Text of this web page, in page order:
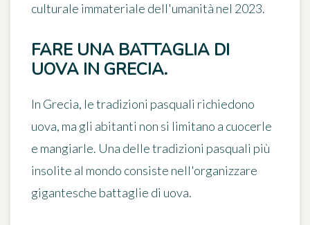
culturale immateriale dell'umanità nel 2023.
FARE UNA BATTAGLIA DI
UOVA IN GRECIA.
In Grecia, le tradizioni pasquali richiedono
uova, ma gli abitanti non si limitano a cuocerle
e mangiarle. Una delle tradizioni pasquali più
insolite al mondo consiste nell'organizzare
gigantesche battaglie di uova.